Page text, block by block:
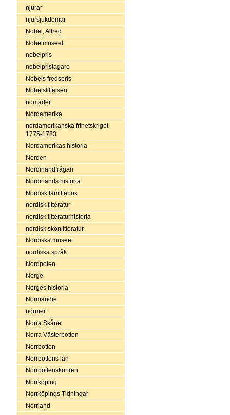
njurar
njursjukdomar
Nobel, Alfred
Nobelmuseet
nobelpris
nobelpristagare
Nobels fredspris
Nobelstiftelsen
nomader
Nordamerika
nordamerikanska frihetskriget
1775-1783
Nordamerikas historia
Norden
Nordirlandfrågan
Nordirlands historia
Nordisk familjebok
nordisk litteratur
nordisk litteraturhistoria
nordisk skönlitteratur
Nordiska museet
nordiska språk
Nordpolen
Norge
Norges historia
Normandie
normer
Norra Skåne
Norra Västerbotten
Norrbotten
Norrbottens län
Norrbottenskuriren
Norrköping
Norrköpings Tidningar
Norrland